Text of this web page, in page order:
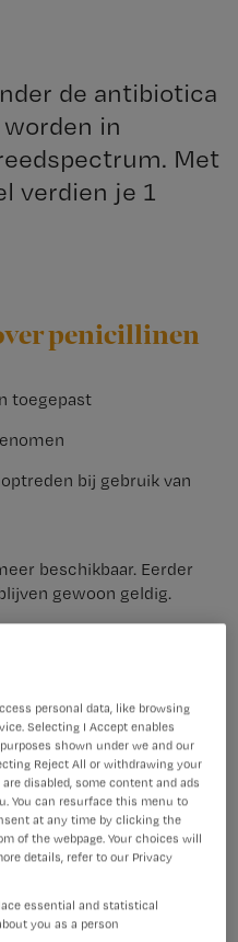
de antibiotica
in
Met
verdien je 1
penicillinen
toegepast
bij gebruik van
beschikbaar. Eerder
gewoon geldig.
personal data, like browsing
Selecting I Accept enables
shown under we and our
Reject All or withdrawing your
disabled, some content and ads
You can resurface this menu to
at any time by clicking the
of the webpage. Your choices will
details, refer to our Privacy
essential and statistical
you as a person